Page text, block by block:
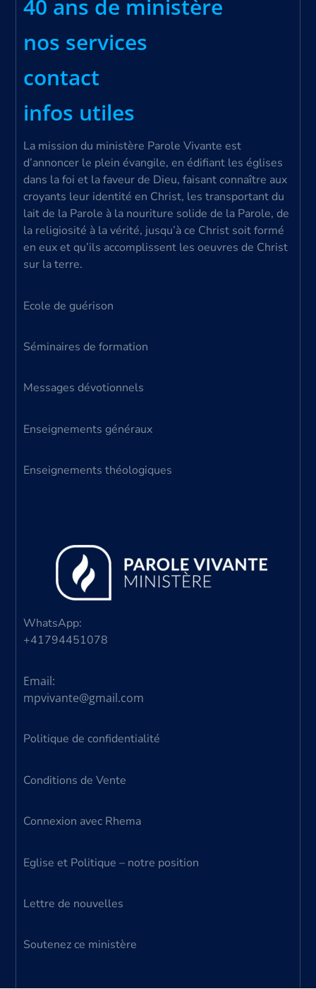
40 ans de ministère
nos services
contact
infos utiles
La mission du ministère Parole Vivante est
d’annoncer le plein évangile, en édifiant les églises
dans la foi et la faveur de Dieu, faisant connaître aux
croyants leur identité en Christ, les transportant du
lait de la Parole à la nouriture solide de la Parole, de
la religiosité à la vérité, jusqu’à ce Christ soit formé
en eux et qu’ils accomplissent les oeuvres de Christ
sur la terre.
Ecole de guérison
Séminaires de formation
Messages dévotionnels
Enseignements généraux
Enseignements théologiques
WhatsApp:
+41794451078
Email:
mpvivante@gmail.com
Politique de confidentialité
Conditions de Vente
Connexion avec Rhema
Eglise et Politique – notre position
Lettre de nouvelles
Soutenez ce ministère